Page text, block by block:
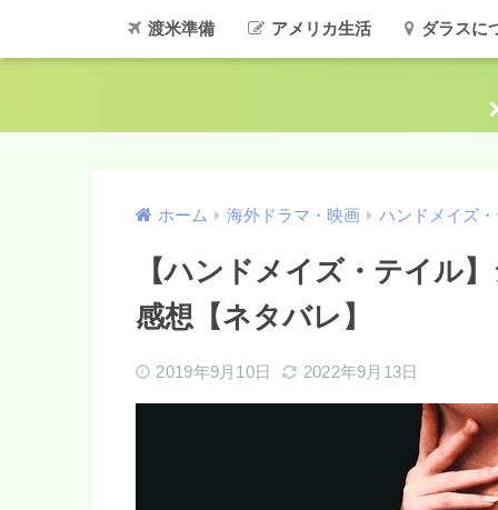
渡米準備 アメリカ生活 ダラスに
ホーム 海外ドラマ・映画 ハンドメイズ
【ハンドメイズ・テイル
感想【ネタバレ】
2019年9月10日 2022年9月13日